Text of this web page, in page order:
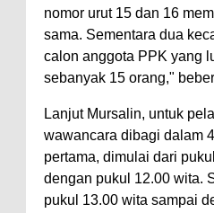
nomor urut 15 dan 16
sama. Sementara dua
calon anggota PPK yang
sebanyak 15 orang,"
Lanjut Mursalin, untuk
wawancara dibagi dalam
pertama, dimulai dari
dengan pukul 12.00 wita.
pukul 13.00 wita sampai